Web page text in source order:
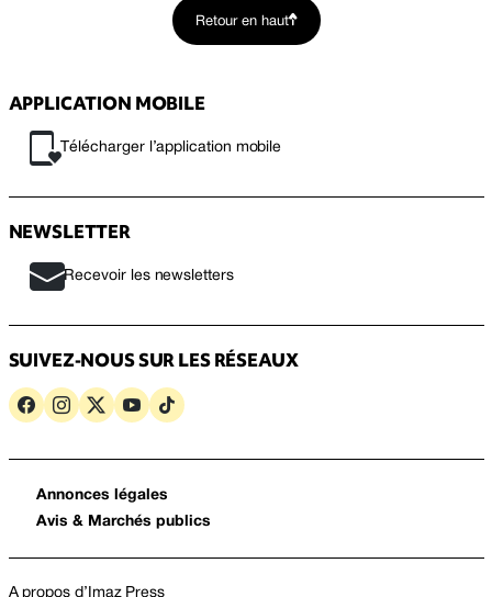
Retour en haut
APPLICATION MOBILE
Télécharger l’application mobile
NEWSLETTER
Recevoir les newsletters
SUIVEZ-NOUS SUR LES RÉSEAUX
Annonces légales
Avis & Marchés publics
A propos d’Imaz Press